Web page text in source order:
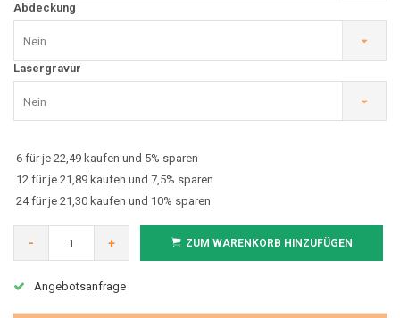
Abdeckung
Nein
Lasergravur
Nein
6 für je 22,49 kaufen und 5% sparen
12 für je 21,89 kaufen und 7,5% sparen
24 für je 21,30 kaufen und 10% sparen
- + ZUM WARENKORB HINZUFÜGEN
Angebotsanfrage